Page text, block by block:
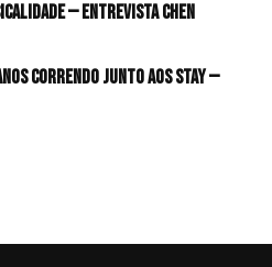
— Entrevista CHEN
correndo junto aos STAY —